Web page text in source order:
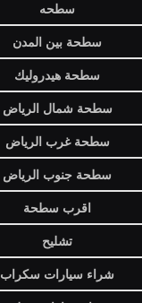
سطحه
سطحة بين المدن
سطحة هيدروليك
سطحة شمال الرياض
سطحة غرب الرياض
سطحة جنوب الرياض
اقرب سطحة
تشليح
شراء سيارات سكراب